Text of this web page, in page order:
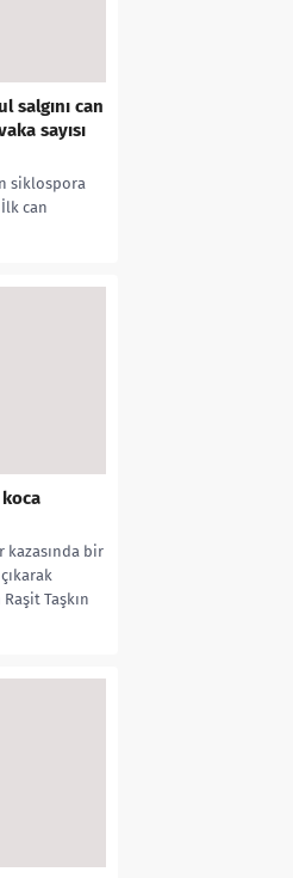
salgını can
sayısı
siklospora
can
sayısının
koca
kazasında bir
Taşkın